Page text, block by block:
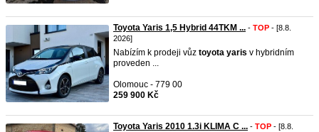
Toyota Yaris 1,5 Hybrid 44TKM ... - TOP - [8.8.
2026]
Nabízím k prodeji vůz toyota yaris v hybridním
proveden ...
Olomouc - 779 00
259 900 Kč
Toyota Yaris 2010 1.3i KLIMA C ... - TOP - [8.8.